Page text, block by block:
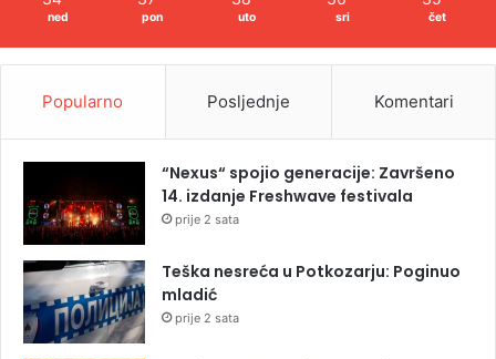
ned pon uto sri čet
Popularno Posljednje Komentari
“Nexus“ spojio generacije: Završeno
14. izdanje Freshwave festivala
prije 2 sata
Teška nesreća u Potkozarju: Poginuo
mladić
prije 2 sata